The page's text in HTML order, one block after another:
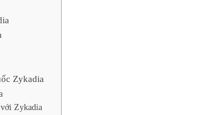
Zykadia
Zykadia